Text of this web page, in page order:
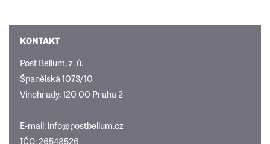
KONTAKT
Post Bellum, z. ú.
Španělská 1073/10
Vinohrady, 120 00 Praha 2
E-mail:info@postbellum.cz
IČO: 26548526